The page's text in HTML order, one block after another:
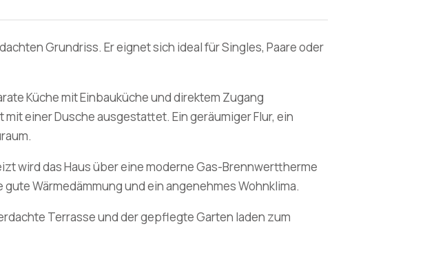
Grundriss. Er eignet sich ideal für Singles, Paare oder
Küche mit Einbauküche und direktem Zugang
einer Dusche ausgestattet. Ein geräumiger Flur, ein
wird das Haus über eine moderne Gas-Brennwerttherme
Wärmedämmung und ein angenehmes Wohnklima.
Terrasse und der gepflegte Garten laden zum